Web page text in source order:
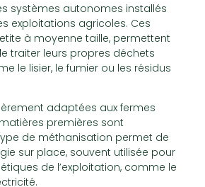
systèmes autonomes installés
exploitations agricoles. Ces
à moyenne taille, permettent
traiter leurs propres déchets
le lisier, le fumier ou les résidus
adaptées aux fermes
premières sont
de méthanisation permet de
sur place, souvent utilisée pour
de l’exploitation, comme le